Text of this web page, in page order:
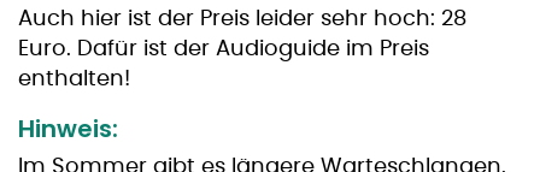
Auch hier ist der Preis leider sehr hoch: 28
Euro. Dafür ist der Audioguide im Preis
enthalten!
Hinweis: